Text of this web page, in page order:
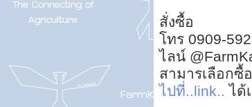
สั่งซื้อ
โทร 0909-
ไลน์
สามารเลือกซื้
ไปที่..link.. ได้